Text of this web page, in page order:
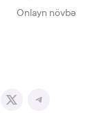
Onlayn növbə